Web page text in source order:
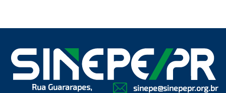
Rua Guararapes,
sinepe@sinepepr.org.br